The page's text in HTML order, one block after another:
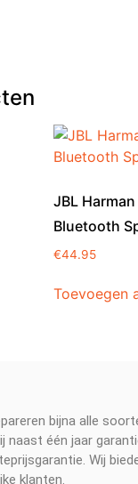
JBL
Bluetooth
€44.95
Toevoegen
bijna alle
naast één jaar
Wij
klanten.